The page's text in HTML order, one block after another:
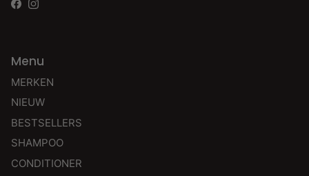
Facebook
Instagram
Menu
MERKEN
NIEUW
BESTSELLERS
SHAMPOO
CONDITIONER